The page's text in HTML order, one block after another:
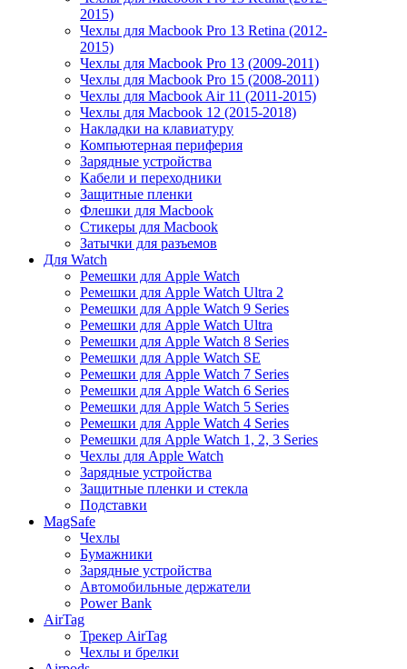
2015)
Чехлы для Macbook Pro 13 Retina (2012-
2015)
Чехлы для Macbook Pro 13 (2009-2011)
Чехлы для Macbook Pro 15 (2008-2011)
Чехлы для Macbook Air 11 (2011-2015)
Чехлы для Macbook 12 (2015-2018)
Накладки на клавиатуру
Компьютерная периферия
Зарядные устройства
Кабели и переходники
Защитные пленки
Флешки для Macbook
Стикеры для Macbook
Затычки для разъемов
Для Watch
Ремешки для Apple Watch
Ремешки для Apple Watch Ultra 2
Ремешки для Apple Watch 9 Series
Ремешки для Apple Watch Ultra
Ремешки для Apple Watch 8 Series
Ремешки для Apple Watch SE
Ремешки для Apple Watch 7 Series
Ремешки для Apple Watch 6 Series
Ремешки для Apple Watch 5 Series
Ремешки для Apple Watch 4 Series
Ремешки для Apple Watch 1, 2, 3 Series
Чехлы для Apple Watch
Зарядные устройства
Защитные пленки и стекла
Подставки
MagSafe
Чехлы
Бумажники
Зарядные устройства
Автомобильные держатели
Power Bank
AirTag
Трекер AirTag
Чехлы и брелки